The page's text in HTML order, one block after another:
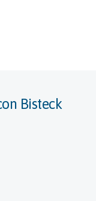
Bisteck